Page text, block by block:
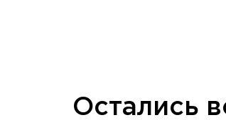
Остались